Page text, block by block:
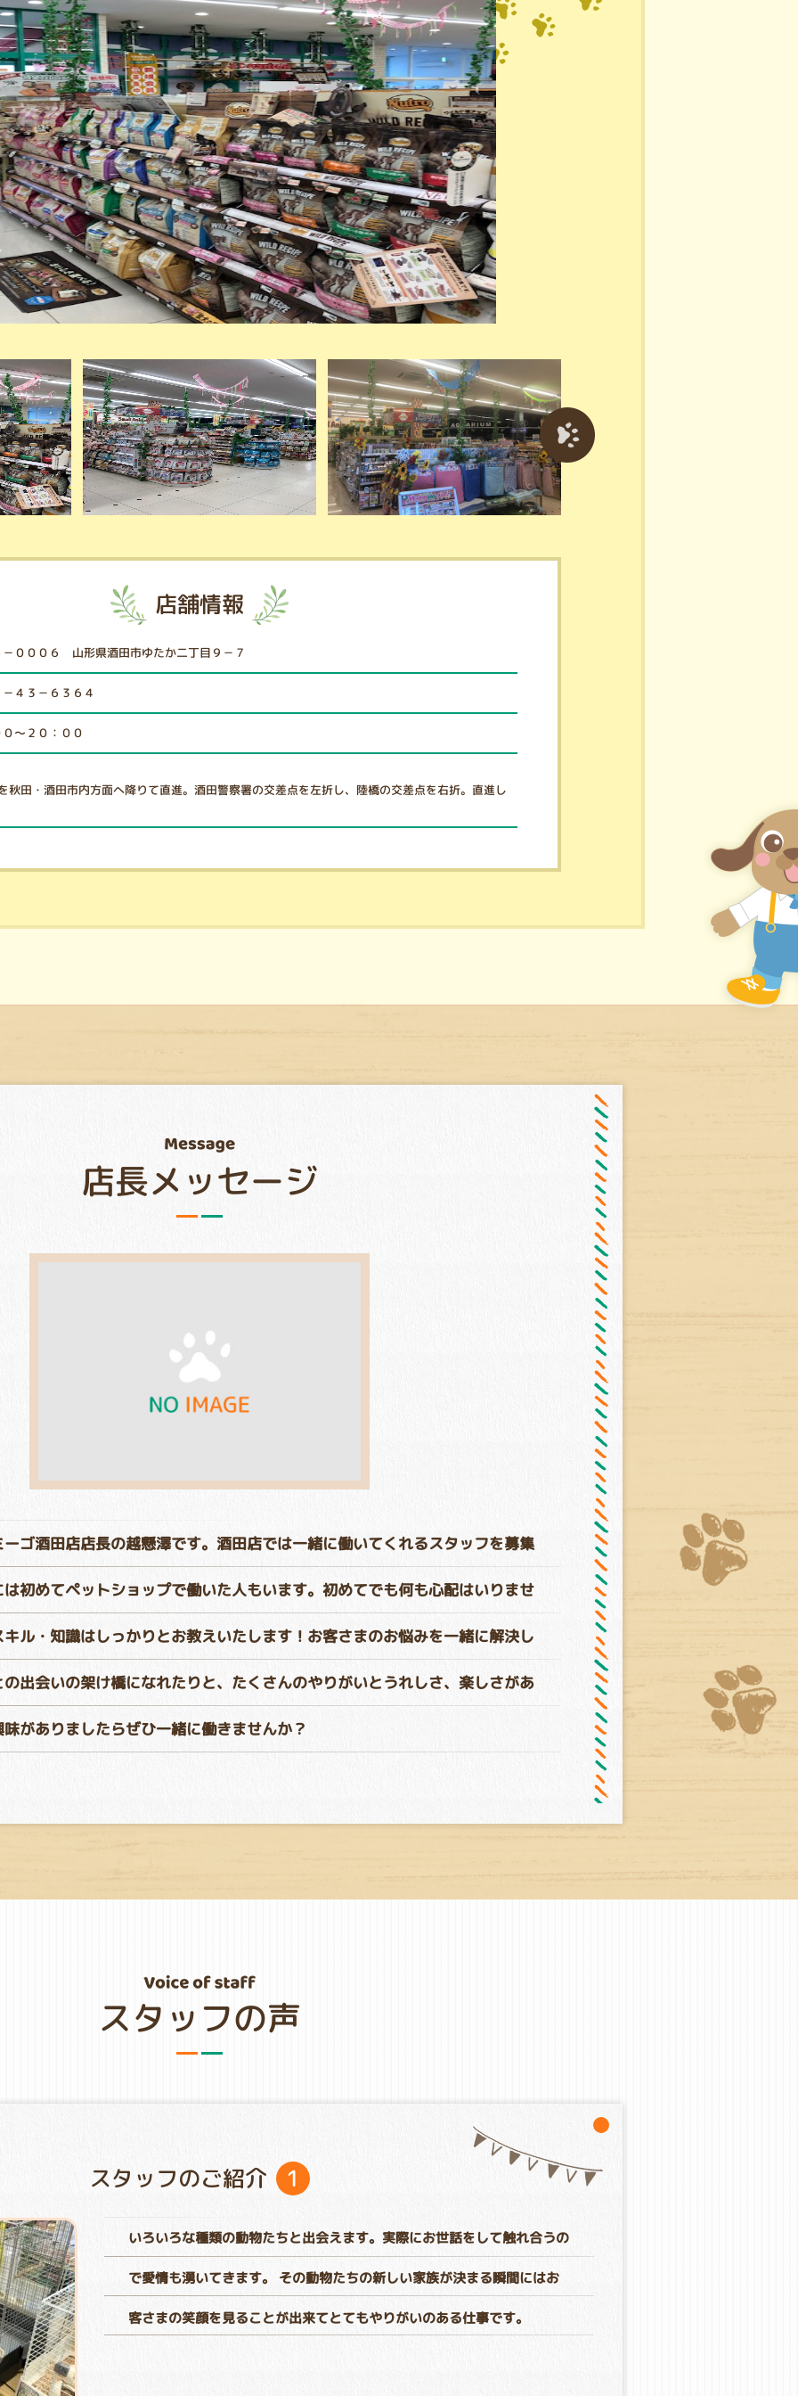
店舗情報
－０００６ 山形県酒田市ゆたか二丁目９－７
４３－６３６４
～２０：００
秋田・酒田市内方面へ降りて直進。酒田警察署の交差点を左折し、陸橋の交差点を右折。直進し
店長メッセージ
ゴ酒田店店長の越懸澤です。酒田店では一緒に働いてくれるスタッフを募集
初めてペットショップで働いた人もいます。初めてでも何も心配はいりませ
ル・知識はしっかりとお教えいたします！お客さまのお悩みを一緒に解決し
出会いの架け橋になれたりと、たくさんのやりがいとうれしさ、楽しさがあ
がありましたらぜひ一緒に働きませんか？
スタッフの声
スタッフのご紹介 1
いろいろな種類の動物たちと出会えます。実際にお世話をして触れ合うの
で愛情も湧いてきます。 その動物たちの新しい家族が決まる瞬間にはお
客さまの笑顔を見ることが出来てとてもやりがいのある仕事です。